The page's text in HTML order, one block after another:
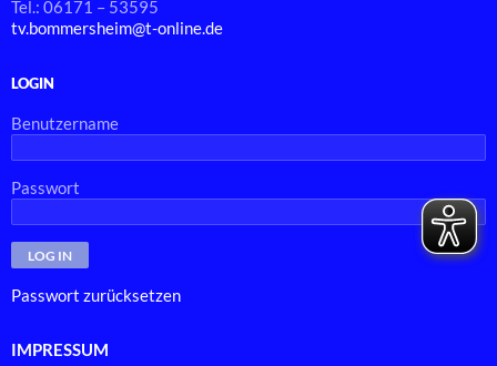
Tel.: 06171 – 53595
tv.bommersheim@t-online.de
LOGIN
Benutzername
Passwort
Passwort zurücksetzen
IMPRESSUM